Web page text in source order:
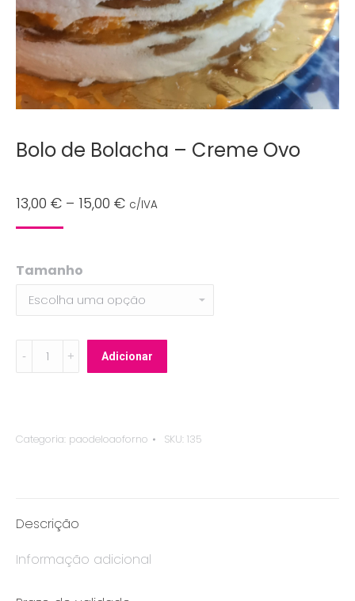
Bolo de Bolacha – Creme Ovo
13,00 € – 15,00 €Price
15,00 €
c/IVA
Tamanho
de
Ovo
Adicionar
Categoria: paodeloaoforno SKU: 135
Descrição
Informação adicional